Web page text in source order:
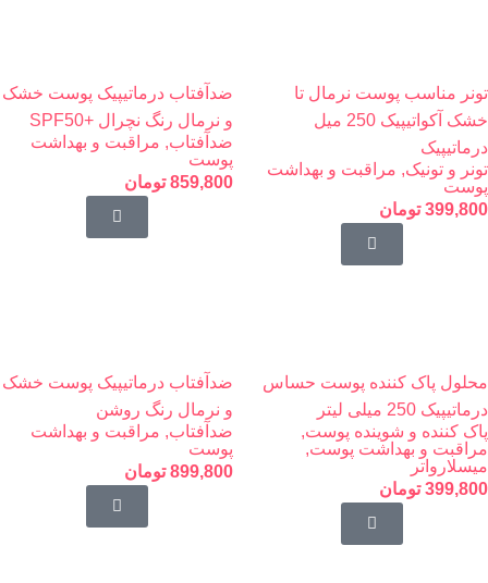
تونر مناسب پوست نرمال تا
خشک آکواتیپیک 250 میل
درماتیپیک
تونر و تونیک, مراقبت و بهداشت
پوست
399,800 تومان
ضدآفتاب درماتیپیک پوست خشک
‌و نرمال رنگ نچرال +SPF50
ضدآفتاب, مراقبت و بهداشت
پوست
859,800 تومان
محلول پاک کننده پوست حساس
درماتیپیک 250 میلی لیتر
پاک کننده و شوینده پوست,
مراقبت و بهداشت پوست,
میسلارواتر
399,800 تومان
ضدآفتاب درماتیپیک پوست خشک
‌و نرمال رنگ روشن
ضدآفتاب, مراقبت و بهداشت
پوست
899,800 تومان